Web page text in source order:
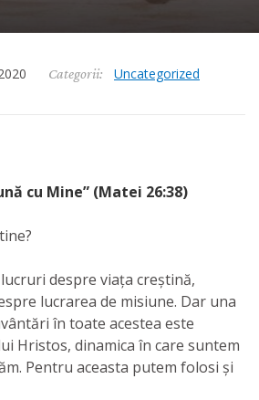
Categorii: Uncategorized
cu Mine” (Matei 26:38)
despre viața creștină,
lucrarea de misiune. Dar una
în toate acestea este
Hristos, dinamica în care suntem
Pentru aceasta putem folosi și